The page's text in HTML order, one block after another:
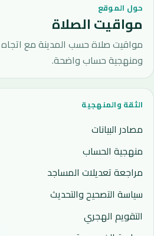
حول الموقع
مواقيت الصلاة
مواقيت صلاة حسب المدينة مع اتجاه
ومنهجية حساب واضحة.
الثقة والمنهجية
مصادر البيانات
منهجية الحساب
مراجعة تعديلات المساجد
سياسة التصحيح والتحديث
التقويم الهجري